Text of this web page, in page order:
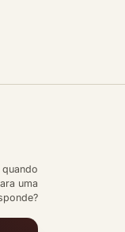
uma